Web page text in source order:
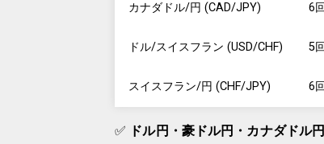
カナダドル/円 (CAD/JPY) 6回
ドル/スイスフラン (USD/CHF) 5回
スイスフラン/円 (CHF/JPY) 6回
✅ ドル円・豪ドル円・カナダドル